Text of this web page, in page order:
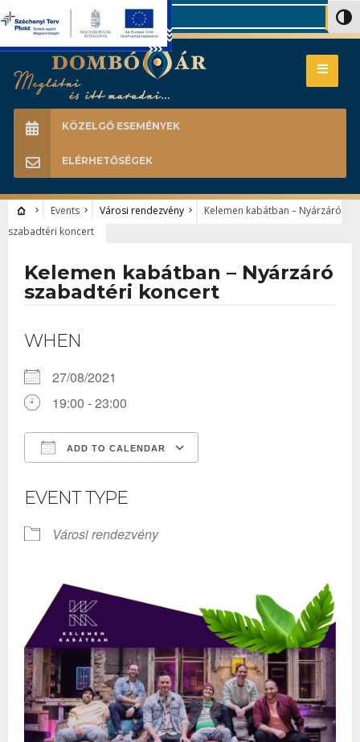
Search
KÖZELGŐ ESEMÉNYEK
ELÉRHETŐSÉGEK
Events Városi rendezvény
Kelemen kabátban – Nyárzáró
szabadtéri koncert
Kelemen kabátban – Nyárzáró
szabadtéri koncert
WHEN
27/08/2021
19:00 - 23:00
ADD TO CALENDAR
EVENT TYPE
Városi rendezvény